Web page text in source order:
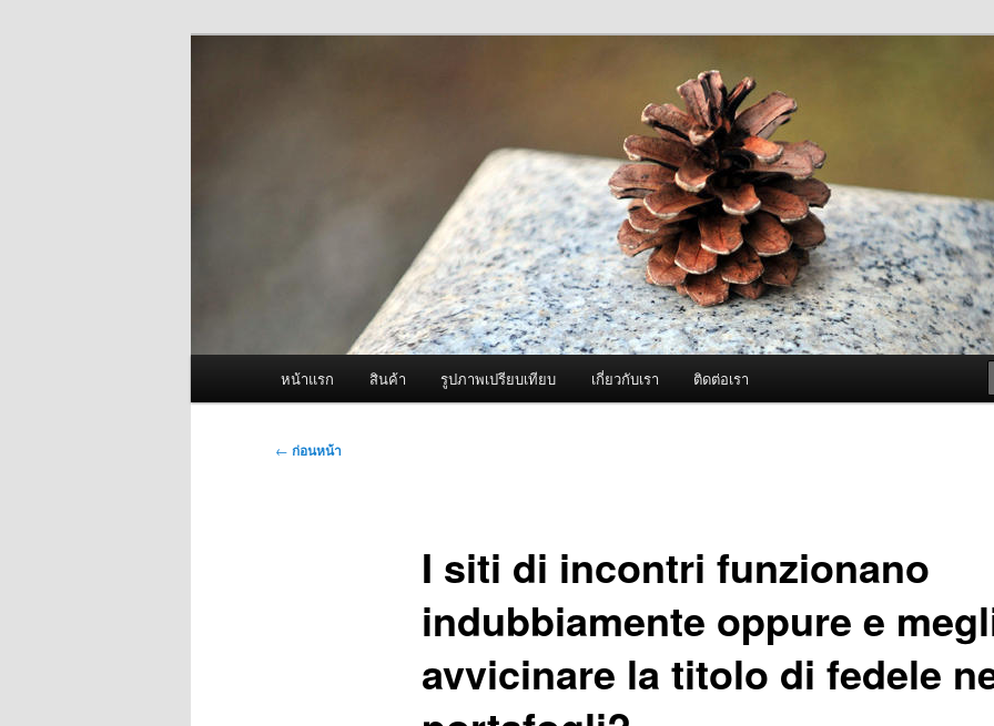
ผู้นำเข้าเครื่องพ่นหมอกควัน Best Fogger /
Fogger One และ อะไหล่
หน้าแรก สินค้า รูปภาพเปรียบเทียบ เกี่ยวกับเรา ติดต่อเรา
เมนู
← ก่อนหน้า
I siti di incontri funzionano
indubbiamente oppure e
avvicinare la titolo di fedele